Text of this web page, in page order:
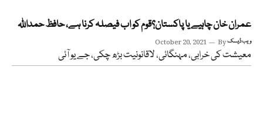
عمران خان چاہیے یا پاکستان؟قوم کو اب فیصلہ کرنا ہے، حافظ حمداللہ
October 20, 2021 Byویب ڈیسک
معیشت کی خرابی، مہنگائی، لاقانونیت بڑھ چکی، جے یو آئی